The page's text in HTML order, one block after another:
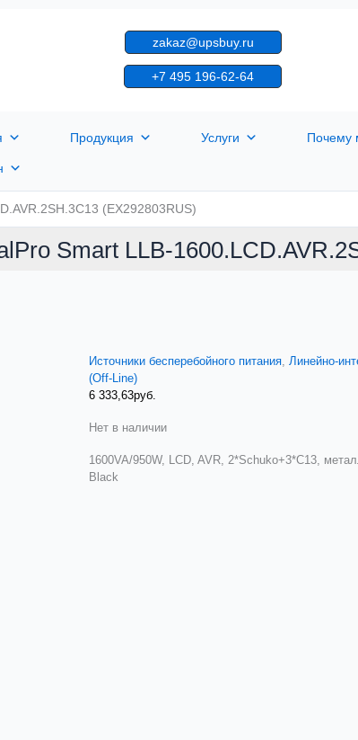
zakaz@upsbuy.ru
+7 495 196-62-64
Продукция Услуги Почему
(EX292803RUS)
Smart LLB-
Источники бесперебойного питания, Линейно-
(Off-Line)
6 333,63руб.
Нет в наличии
1600VA/950W, LCD, AVR, 2*Schuko+3*C13,
Black